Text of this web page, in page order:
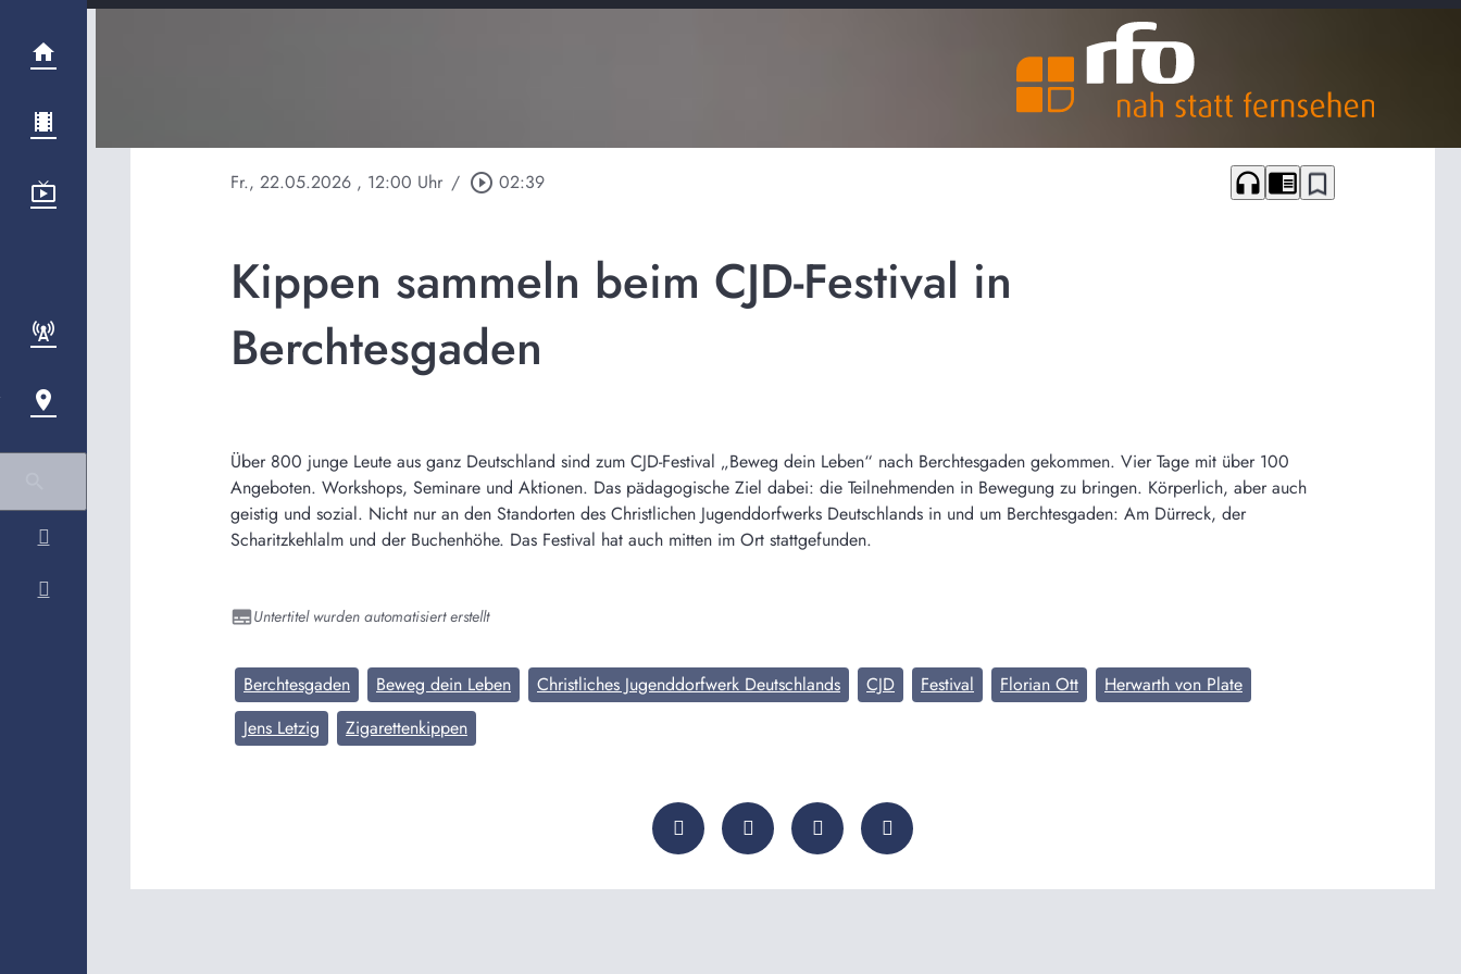
Fr., 22.05.2026 , 12:00 Uhr / play_circle_outline 02:39 headphones chrome_reader_mode bookmark_border
Kippen sammeln beim CJD-Festival in
Berchtesgaden
Über 800 junge Leute aus ganz Deutschland sind zum CJD-Festival „Beweg dein Leben“ nach Berchtesgaden gekommen. Vier Tage mit über 100
Angeboten. Workshops, Seminare und Aktionen. Das pädagogische Ziel dabei: die Teilnehmenden in Bewegung zu bringen. Körperlich, aber auch
geistig und sozial. Nicht nur an den Standorten des Christlichen Jugenddorfwerks Deutschlands in und um Berchtesgaden: Am Dürreck, der
Scharitzkehlalm und der Buchenhöhe. Das Festival hat auch mitten im Ort stattgefunden.
Untertitel wurden automatisiert erstellt
Berchtesgaden Beweg dein Leben Christliches Jugenddorfwerk Deutschlands CJD Festival Florian Ott
Herwarth von Plate
Jens Letzig
Zigarettenkippen